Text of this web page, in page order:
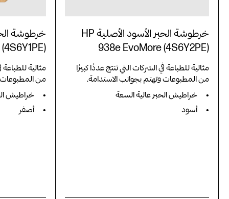
مثالية للطباعة
من المطبوعات
خراطيش
أصفر
خرطوشة الحبر الأسود الأصلية HP
938e EvoMore (4S6Y2PE)
مثالية للطباعة في الشركات التي تنتج عددًا كبيرًا
من المطبوعات وتهتم بجوانب الاستدامة.
خراطيش الحبر عالية السعة
أسود